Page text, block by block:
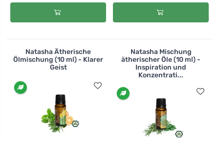
Natasha Ätherische
Ölmischung (10 ml) - Klarer
Geist
Natasha Mischung
ätherischer Öle (10 ml) -
Inspiration und
Konzentrati...